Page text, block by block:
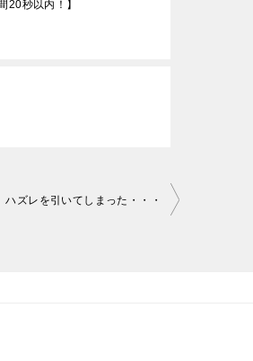
20秒以内！】
ハズレを引いてしまった・・・